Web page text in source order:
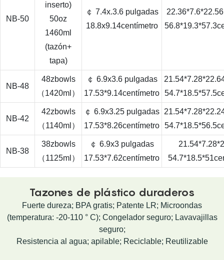
NB-50
inserto)
50oz
1460ml
(tazón+
tapa)
￠ 7.4x.3.6 pulgadas
18.8x9.14centímetro
NB-48
48zbowls
（1420ml）
￠ 6.9x3.6 pulgadas
17.53*9.14centímetro
NB-42
42zbowls
（1140ml）
￠ 6.9x3.25 pulgadas
17.53*8.26centímetro
NB-38
38zbowls
（1125ml）
￠ 6.9x3 pulgadas
17.53*7.62centímetro
Tazones de plástico duraderos
Fuerte dureza; BPA gratis; Patente LR; Microondas
(temperatura: -20-110 ° C); Congelador seguro; Lavavajillas
seguro;
Resistencia al agua; apilable; Reciclable; Reutilizable